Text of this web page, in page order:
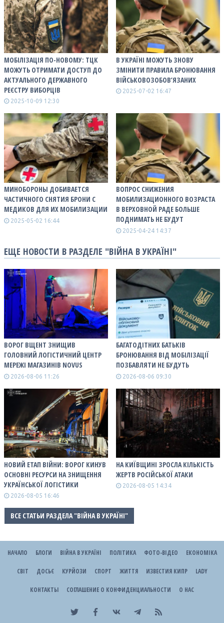
МОБІЛІЗАЦІЯ ПО-НОВОМУ: ТЦК
МОЖУТЬ ОТРИМАТИ ДОСТУП ДО
АКТУАЛЬНОГО ДЕРЖАВНОГО
РЕЄСТРУ ВИБОРЦІВ
2025-10-09 12:30
В УКРАЇНІ МОЖУТЬ ЗНОВУ
ЗМІНИТИ ПРАВИЛА БРОНЮВАННЯ
ВІЙСЬКОВОЗОБОВ’ЯЗАНИХ
2025-07-02 16:47
МИНОБОРОНЫ ДОБИВАЕТСЯ
ЧАСТИЧНОГО СНЯТИЯ БРОНИ С
МЕДИКОВ ДЛЯ ИХ МОБИЛИЗАЦИИ
2025-05-02 16:44
ВОПРОС СНИЖЕНИЯ
МОБИЛИЗАЦИОННОГО ВОЗРАСТА
В ВЕРХОВНОЙ РАДЕ БОЛЬШЕ
ПОДНИМАТЬ НЕ БУДУТ
2025-04-24 14:37
ЕЩЕ НОВОСТИ В РАЗДЕЛЕ "ВІЙНА В УКРАЇНІ"
ВОРОГ ВЩЕНТ ЗНИЩИВ
ГОЛОВНИЙ ЛОГІСТИЧНИЙ ЦЕНТР
МЕРЕЖІ МАГАЗИНІВ NOVUS
2026-08-06 11:26
БАГАТОДІТНИХ БАТЬКІВ
БРОНЮВАННЯ ВІД МОБІЛІЗАЦІЇ
ПОЗБАВЛЯТИ НЕ БУДУТЬ
2026-08-06 09:30
НОВИЙ ЕТАП ВІЙНИ: ВОРОГ КИНУВ
ОСНОВНІ РЕСУРСИ НА ЗНИЩЕННЯ
УКРАЇНСЬКОЇ ЛОГІСТИКИ
2026-08-05 16:46
НА КИЇВЩИНІ ЗРОСЛА КІЛЬКІСТЬ
ЖЕРТВ РОСІЙСЬКОЇ АТАКИ
2026-08-05 14:34
ВСЕ СТАТЬИ РАЗДЕЛА "ВІЙНА В УКРАЇНІ"
НАЧАЛО БЛОГИ ВІЙНА В УКРАЇНІ ПОЛІТИКА ФОТО-ВІДЕО ЕКОНОМІКА
СВІТ ДОСЬЄ КУРЙОЗИ СПОРТ ЖИТТЯ ИЗВЕСТИЯ КИПР LADY
КОНТАКТЫ СОГЛАШЕНИЕ О КОНФИДЕНЦИАЛЬНОСТИ О НАС